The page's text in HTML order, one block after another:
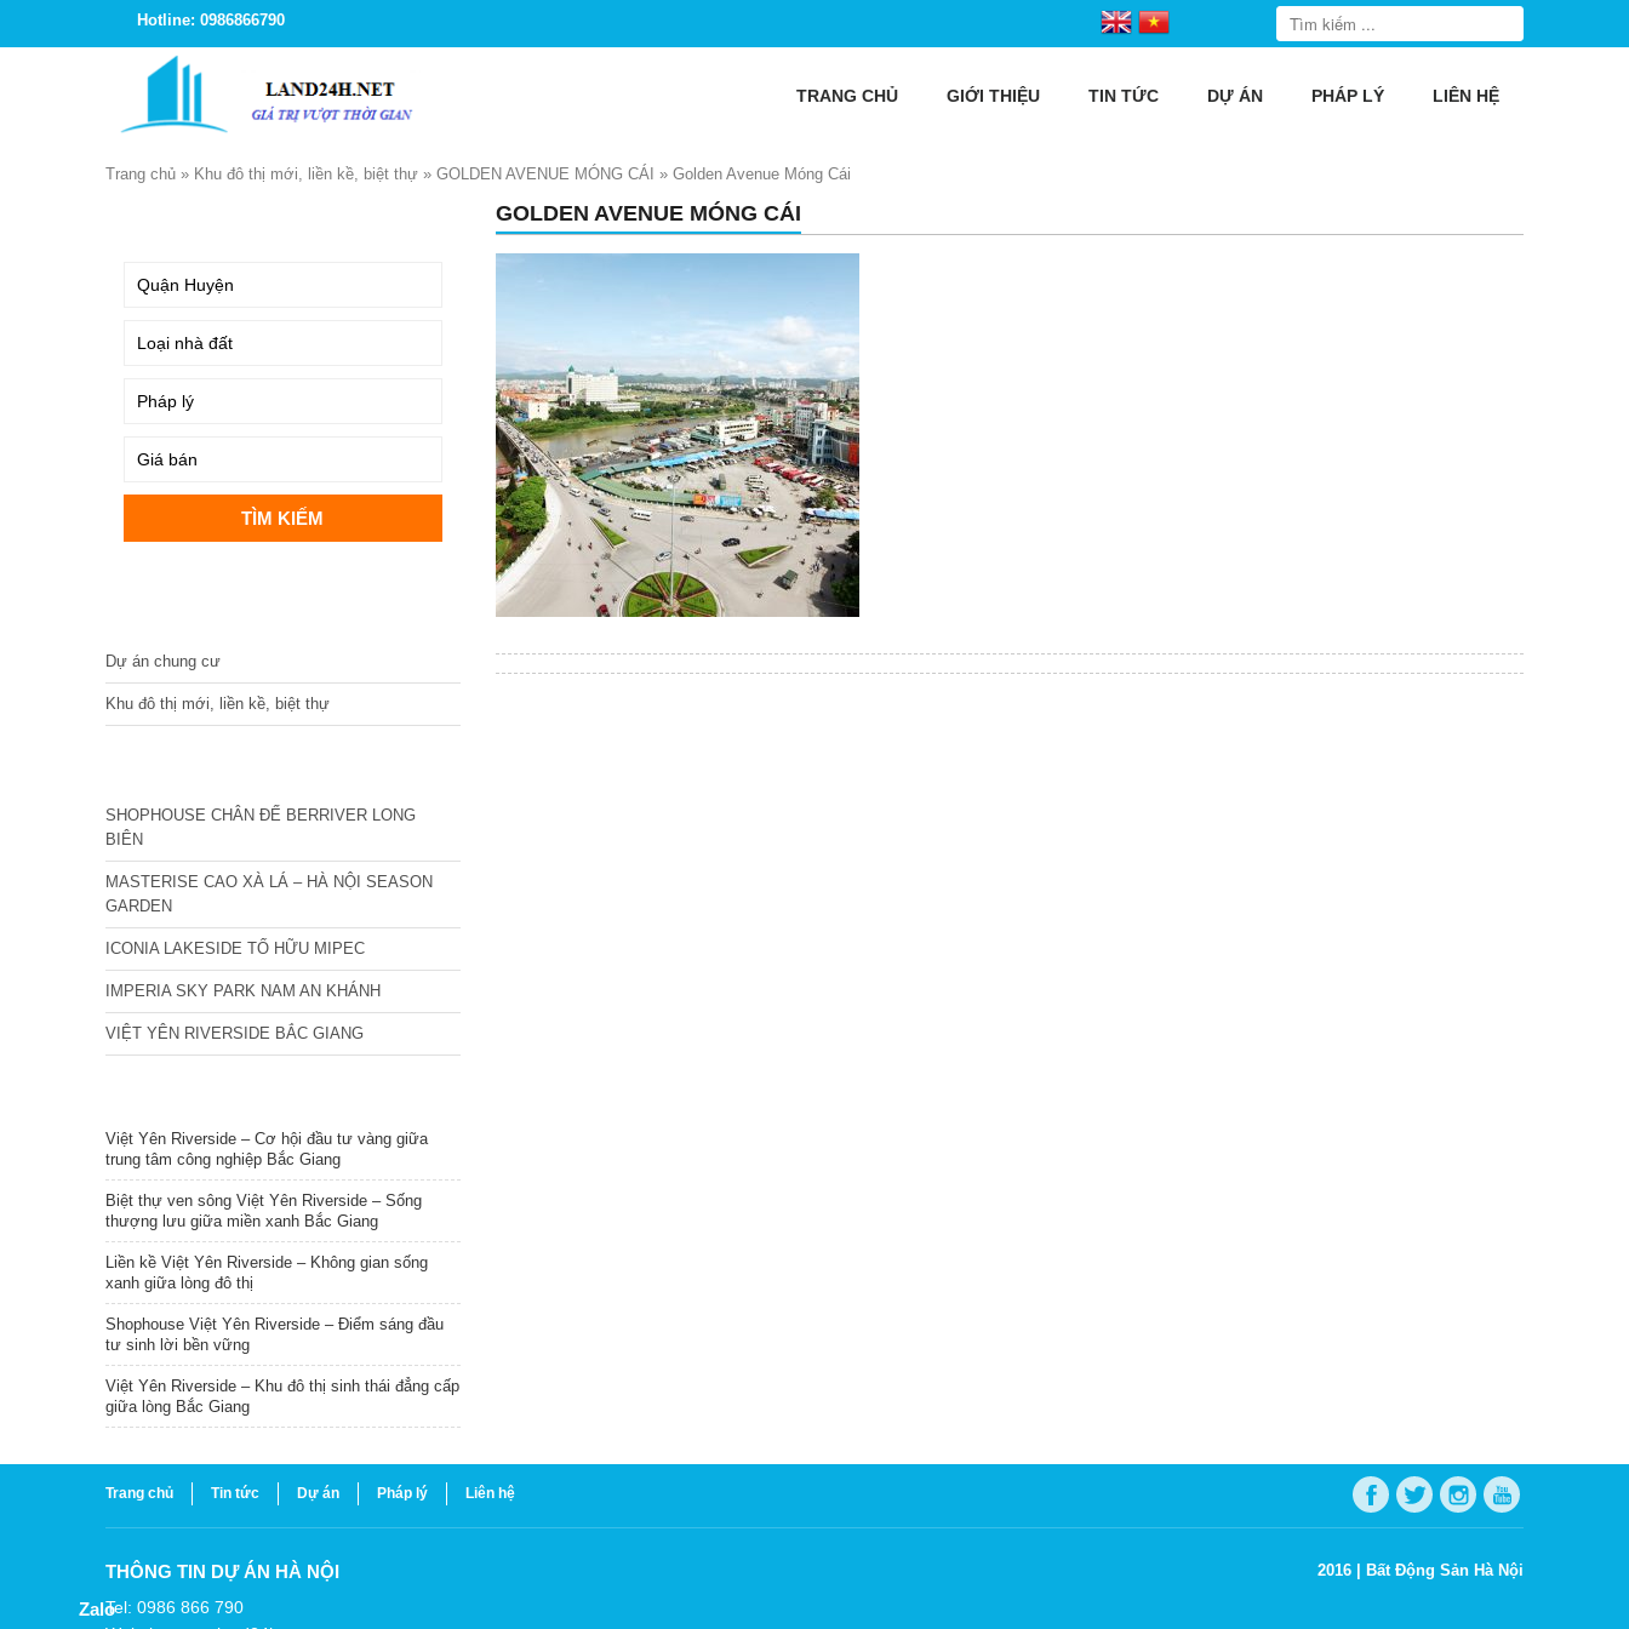
Hotline: 0986866790
TRANG CHỦ GIỚI THIỆU TIN TỨC DỰ ÁN PHÁP LÝ LIÊN HỆ
Trang chủ » Khu đô thị mới, liền kề, biệt thự » GOLDEN AVENUE MÓNG CÁI » Golden Avenue Móng Cái
GOLDEN AVENUE MÓNG CÁI
Dự án chung cư
Khu đô thị mới, liền kề, biệt thự
SHOPHOUSE CHÂN ĐẾ BERRIVER LONG
BIÊN
MASTERISE CAO XÀ LÁ – HÀ NỘI SEASON
GARDEN
ICONIA LAKESIDE TỐ HỮU MIPEC
IMPERIA SKY PARK NAM AN KHÁNH
VIỆT YÊN RIVERSIDE BẮC GIANG
Việt Yên Riverside – Cơ hội đầu tư vàng giữa
trung tâm công nghiệp Bắc Giang
Biệt thự ven sông Việt Yên Riverside – Sống
thượng lưu giữa miền xanh Bắc Giang
Liền kề Việt Yên Riverside – Không gian sống
xanh giữa lòng đô thị
Shophouse Việt Yên Riverside – Điểm sáng đầu
tư sinh lời bền vững
Việt Yên Riverside – Khu đô thị sinh thái đẳng cấp
giữa lòng Bắc Giang
Trang chủ Tin tức Dự án Pháp lý Liên hệ
THÔNG TIN DỰ ÁN HÀ NỘI
Tel: 0986 866 790
2016 | Bất Động Sản Hà Nội
Zalo